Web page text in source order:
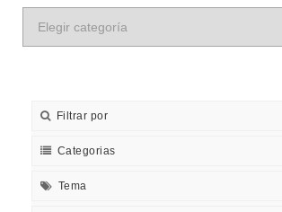
Filtrar por
Categorias
Tema